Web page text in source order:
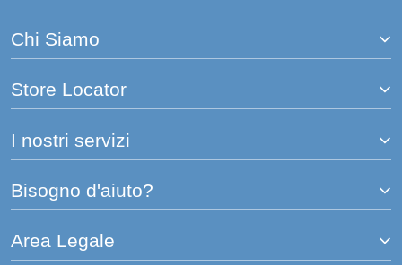
Chi Siamo
Store Locator
I nostri servizi
Bisogno d'aiuto?
Area Legale